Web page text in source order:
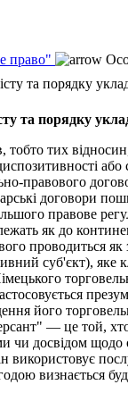
право"
та порядку
та порядку
тих
або
правового
договори
правове
як до
проводиться
суб'єкт),
його
— це той,
чи досвідом
визнається